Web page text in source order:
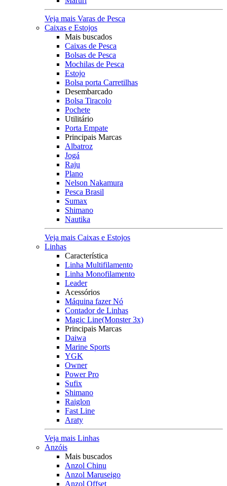
Veja mais Varas de Pesca
Caixas e Estojos
Mais buscados
Caixas de Pesca
Bolsas de Pesca
Mochilas de Pesca
Estojo
Bolsa porta Carretilhas
Desembarcado
Bolsa Tiracolo
Pochete
Utilitário
Porta Empate
Principais Marcas
Albatroz
Jogá
Raju
Plano
Nelson Nakamura
Pesca Brasil
Sumax
Shimano
Nautika
Veja mais Caixas e Estojos
Linhas
Característica
Linha Multifilamento
Linha Monofilamento
Leader
Acessórios
Máquina fazer Nó
Contador de Linhas
Magic Line(Monster 3x)
Principais Marcas
Daiwa
Marine Sports
YGK
Owner
Power Pro
Sufix
Shimano
Raiglon
Fast Line
Araty
Veja mais Linhas
Anzóis
Mais buscados
Anzol Chinu
Anzol Maruseigo
Anzol Offset